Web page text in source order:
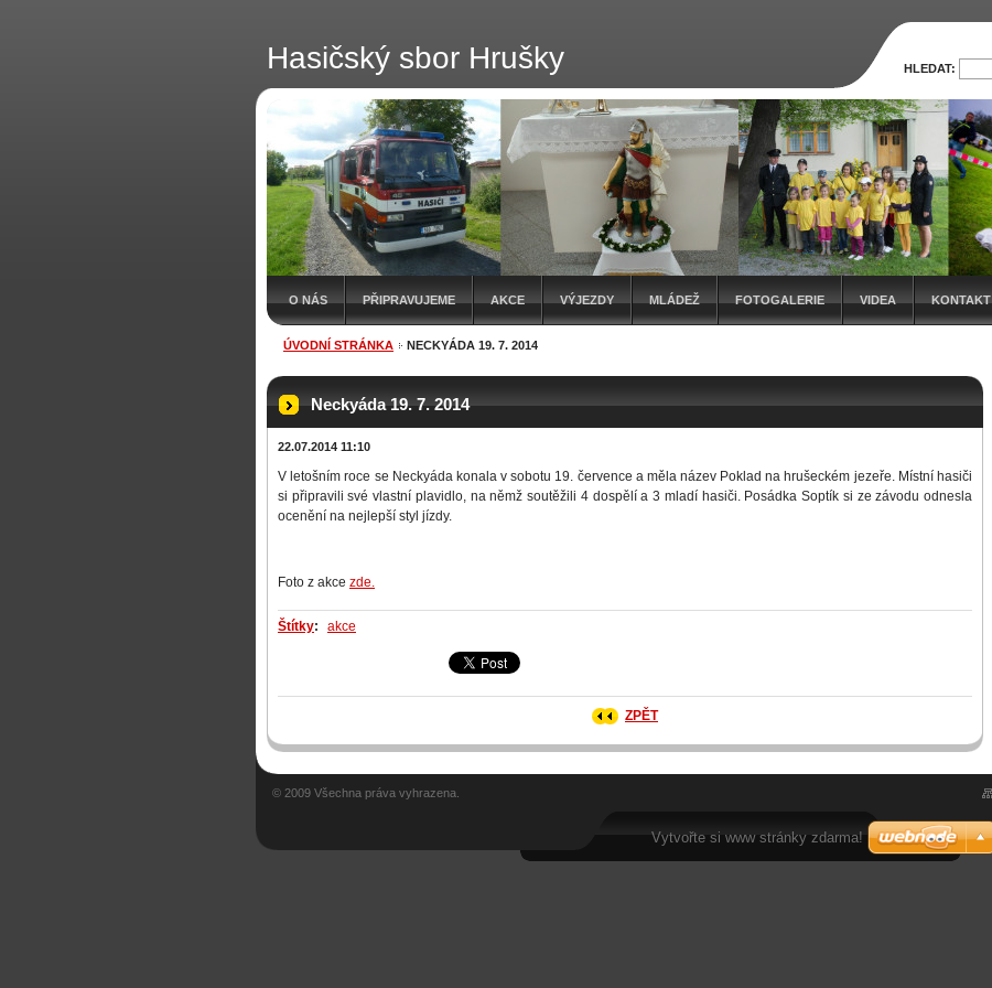
Hasičský sbor Hrušky
O NÁS PŘIPRAVUJEME AKCE VÝJEZDY MLÁDEŽ FOTOGALERIE VIDEA KONTAKT
ÚVODNÍ STRÁNKA NECKYÁDA 19. 7. 2014
Neckyáda 19. 7. 2014
22.07.2014 11:10
V letošním roce se Neckyáda konala v sobotu 19. července a měla název Poklad na hrušeckém jezeře. Místní hasiči
si připravili své vlastní plavidlo, na němž soutěžili 4 dospělí a 3 mladí hasiči. Posádka Soptík si ze závodu odnesla
ocenění na nejlepší styl jízdy.
Foto z akce zde.
Štítky: akce
ZPĚT
HLEDAT:
© 2009 Všechna práva vyhrazena.
Vytvořte si www stránky zdarma!